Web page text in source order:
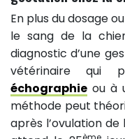
En plus du dosage
le sang de la
diagnostic d’une
vétérinaire qui
échographie ou à
méthode peut
après l’ovulation